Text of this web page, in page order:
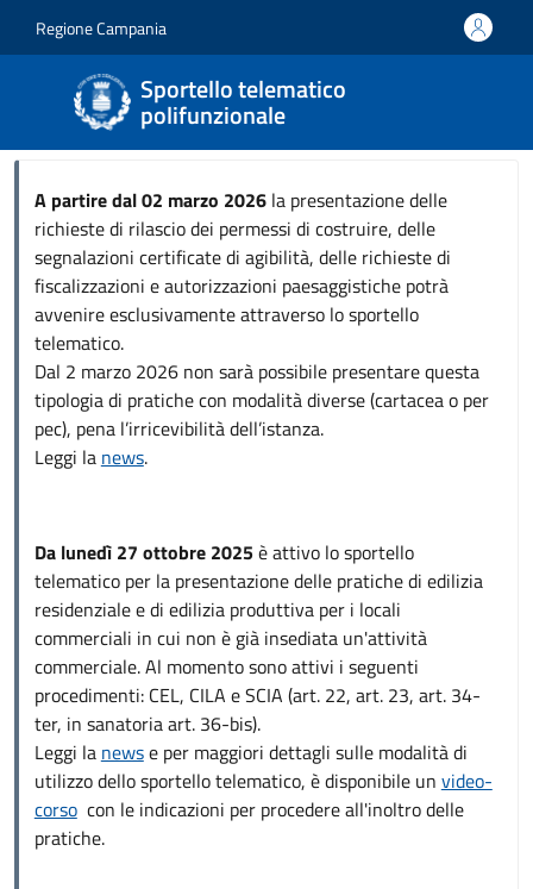
Regione Campania
Sportello telematico
polifunzionale
A partire dal 02 marzo 2026la presentazione delle
richieste di rilascio dei permessi di costruire, delle
segnalazioni certificate di agibilità, delle richieste di
fiscalizzazioni e autorizzazioni paesaggistiche potrà
avvenire esclusivamente attraverso lo sportello
telematico.
Dal 2 marzo 2026 non sarà possibile presentare questa
tipologia di pratiche con modalità diverse (cartacea o per
pec), pena l’irricevibilità dell’istanza.
Leggi la news.
Da lunedì 27 ottobre 2025è attivo lo sportello
telematico per la presentazione delle pratiche di edilizia
residenziale e di edilizia produttiva per i locali
commerciali in cui non è già insediata un'attività
commerciale. Al momento sono attivi i seguenti
procedimenti: CEL, CILA e SCIA (art. 22, art. 23, art. 34-
ter, in sanatoria art. 36-bis).
Leggi la newse per maggiori dettagli sulle modalità di
utilizzo dello sportello telematico, è disponibile un video-
corsocon le indicazioni per procedere all'inoltro delle
pratiche.